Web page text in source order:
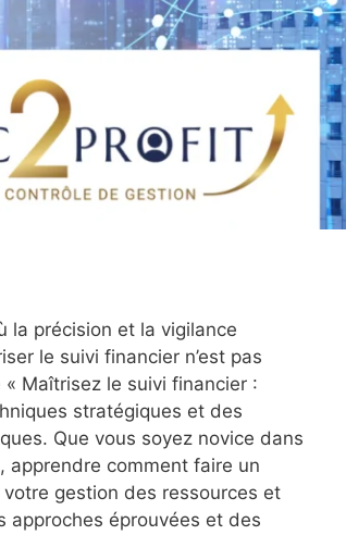
la précision et la vigilance
le suivi financier n’est pas
Maîtrisez le suivi financier :
stratégiques et des
Que vous soyez novice dans
apprendre comment faire un
gestion des ressources et
approches éprouvées et des